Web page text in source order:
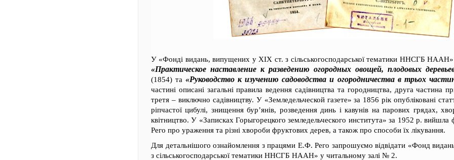
У «Фонді видань, випущених у XIX ст. з сільськогосподарської тематики ННСГБ
«Практическое наставление к разведению огородных овощей, плодовых
(1854) та«Руководство к изучению садоводства и огородничества в трьох
частині описані загальні правила ведення садівництва та городництва, друга частина
третя – виключно садівництву. У «Земледельческой газете» за 1856 рік опубліковані
ріпчастої цибулі, знищення бур’янів, розведення динь і кавунів на парових грядах,
квітництво. У «Записках Горыгорецкого земледельческого института» за 1952 р. вийшла
Рего про ураження та різні хвороби фруктових дерев, а також про способи їх лікування.
Для детальнішого ознайомлення з працями Е.Ф. Рего запрошуємо відвідати «Фонд
з сільськогосподарської тематики ННСГБ НААН» у читальному залі № 2.